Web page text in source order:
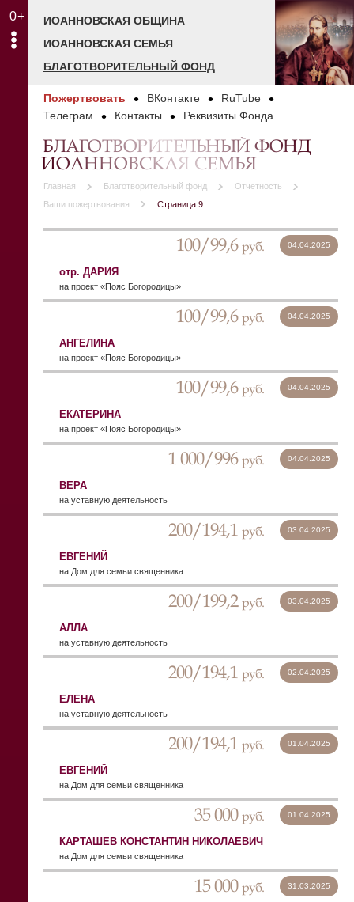
0+
ИОАННОВСКАЯ ОБЩИНА
ИОАННОВСКАЯ СЕМЬЯ
БЛАГОТВОРИТЕЛЬНЫЙ ФОНД
Пожертвовать ВКонтакте
RuTube
Телеграм
Контакты Реквизиты Фонда
БЛАГОТВОРИТЕЛЬНЫЙ ФОНД
ИОАННОВСКАЯ СЕМЬЯ
Главная Благотворительный фонд
Отчетность
Ваши пожертвования
Страница 9
100/99,6 руб. 04.04.2025
отр. ДАРИЯ
на проект «Пояс Богородицы»
100/99,6 руб. 04.04.2025
АНГЕЛИНА
на проект «Пояс Богородицы»
100/99,6 руб. 04.04.2025
ЕКАТЕРИНА
на проект «Пояс Богородицы»
1 000/996 руб. 04.04.2025
ВЕРА
на уставную деятельность
200/194,1 руб. 03.04.2025
ЕВГЕНИЙ
на Дом для семьи священника
200/199,2 руб. 03.04.2025
АЛЛА
на уставную деятельность
200/194,1 руб. 02.04.2025
ЕЛЕНА
на уставную деятельность
200/194,1 руб. 01.04.2025
ЕВГЕНИЙ
на Дом для семьи священника
35 000 руб. 01.04.2025
КАРТАШЕВ КОНСТАНТИН НИКОЛАЕВИЧ
на Дом для семьи священника
15 000 руб. 31.03.2025